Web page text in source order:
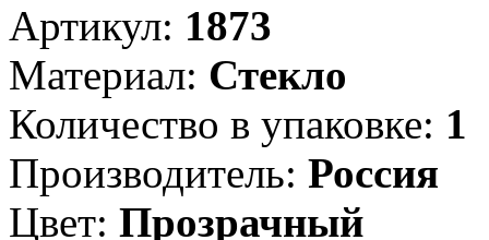
Артикул: 1873
Материал: Стекло
Количество в упаковке: 1
Производитель: Россия
Цвет: Прозрачный